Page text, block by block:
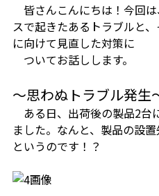
皆さんこんにちは！今回
スで起きたあるトラブルと
に向けて見直した対策に
ついてお話しします。
～思わぬトラブル発生
ある日、出荷後の製品2台
ました。 なんと、製品の設
というのです！？